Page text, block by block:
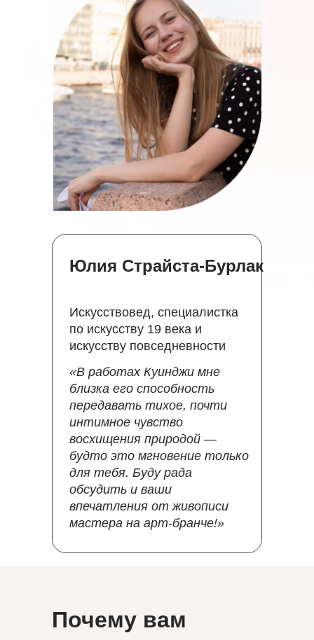
Искусствовед, специалистка
по искусству 19 века и
искусству повседневности
«В работах Куинджи мне
близка его способность
передавать тихое, почти
интимное чувство
восхищения природой —
будто это мгновение только
для тебя. Буду рада
обсудить и ваши
впечатления от живописи
мастера на арт-бранче!»
Юлия Страйста-Бурлак
Почему вам